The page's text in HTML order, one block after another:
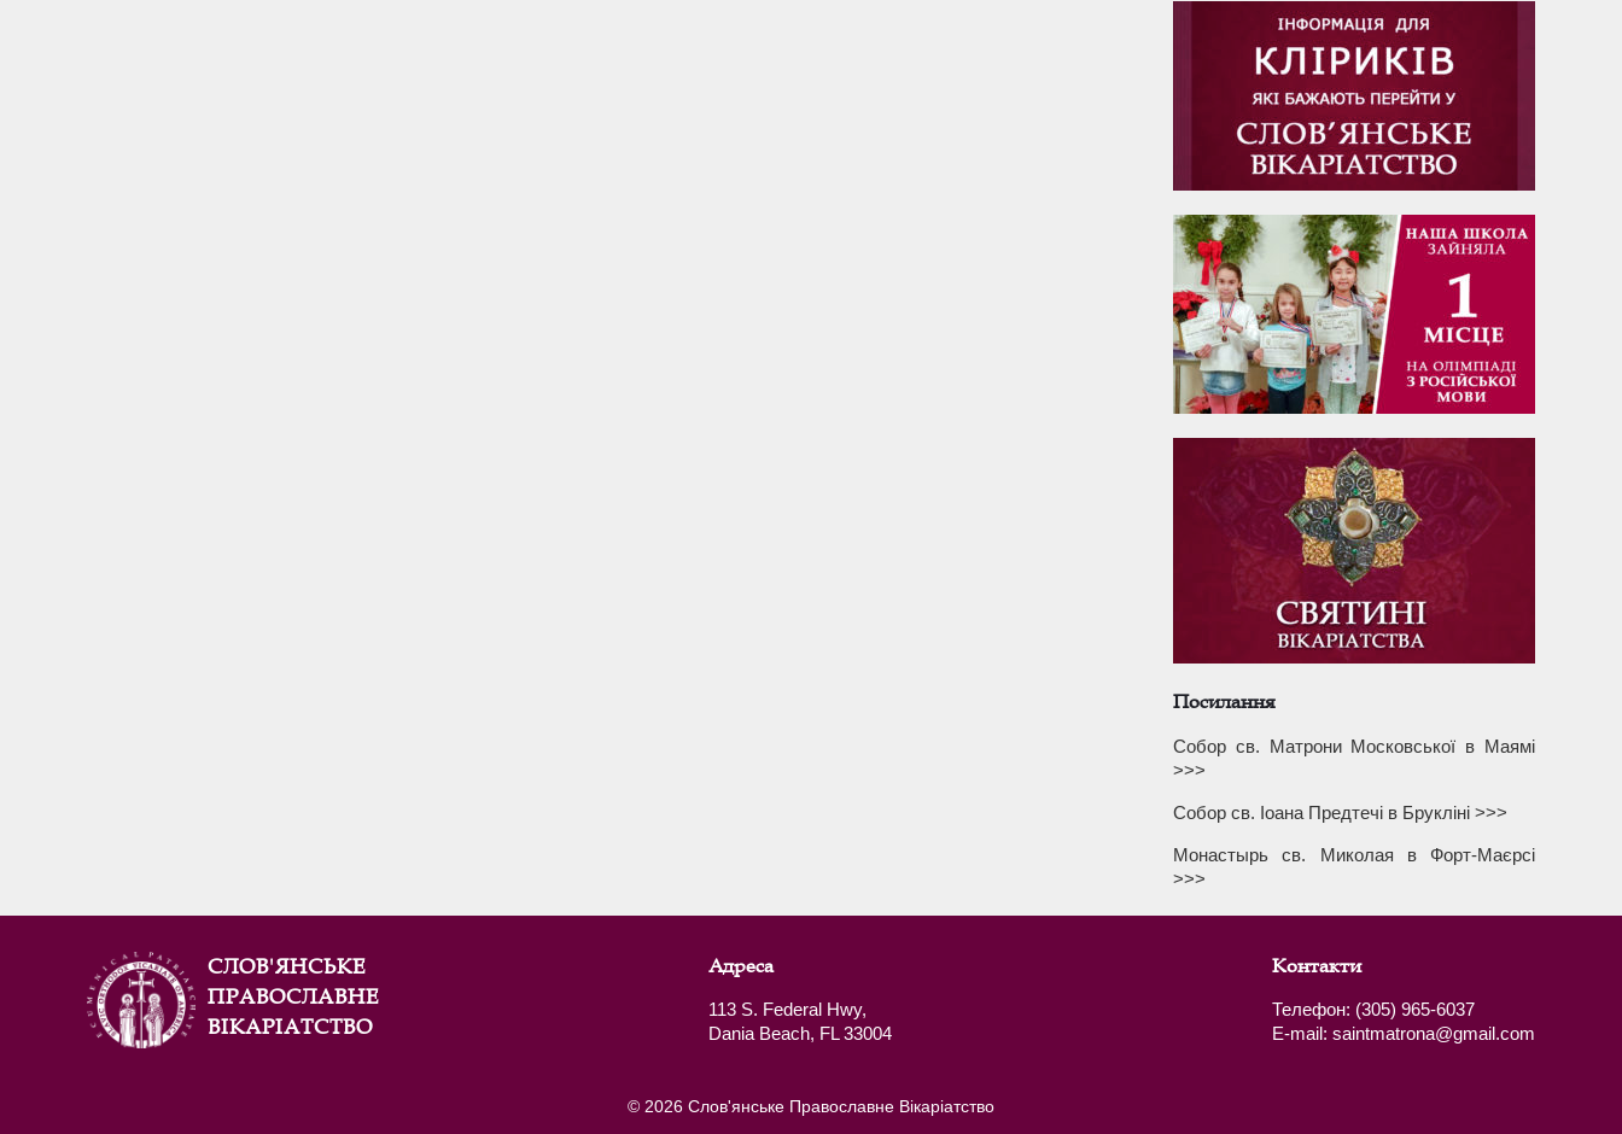
Посилання
Собор св. Матрони Московської в Маямі
>>>
Собор св. Іоана Предтечі в Брукліні >>>
Монастырь св. Миколая в Форт-Маєрсі
>>>
СЛОВ'ЯНСЬКЕ
ПРАВОСЛАВНЕ
ВІКАРІАТСТВО
Адреса
113 S. Federal Hwy,
Dania Beach, FL 33004
Контакти
Телефон: (305) 965-6037
E-mail: saintmatrona@gmail.com
© 2026 Слов'янське Православне Вікаріатство